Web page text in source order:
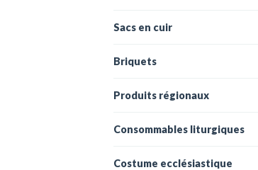
Sacs en cuir
Briquets
Produits régionaux
Consommables liturgiques
Costume ecclésiastique